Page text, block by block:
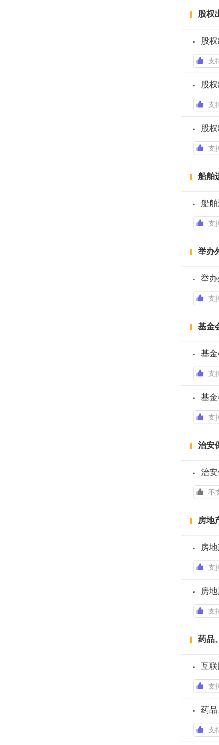
股权
股
支
股
支
股
支
船舶
船
支
举办
举
支
基金
基
支
基
支
治安
治
不
房地
房
支
房
支
药品
互
支
药
支